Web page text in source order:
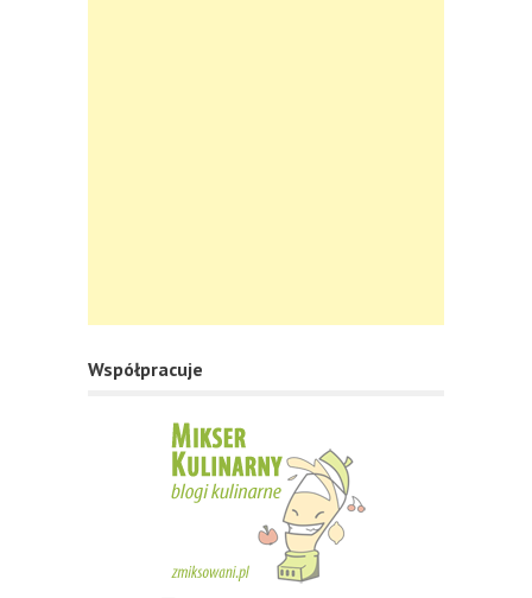
Współpracuje